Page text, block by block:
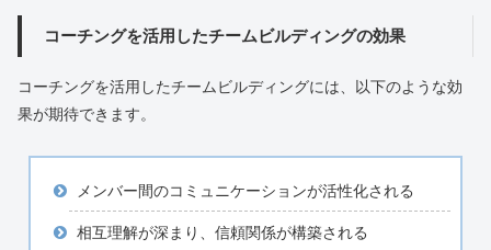
コーチングを活用したチームビルディングの効果
コーチングを活用したチームビルディングには、以下のような効
果が期待できます。
メンバー間のコミュニケーションが活性化される
相互理解が深まり、信頼関係が構築される